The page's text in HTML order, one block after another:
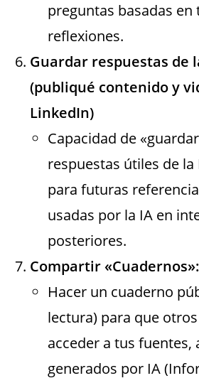
preguntas basadas en
reflexiones.
Guardar respuestas de
(publiqué contenido y
LinkedIn)
Capacidad de
respuestas útiles de
para futuras
usadas por la IA en
posteriores.
Compartir «Cuadernos»:
Hacer un cuaderno
lectura) para que
acceder a tus fuentes,
generados por IA